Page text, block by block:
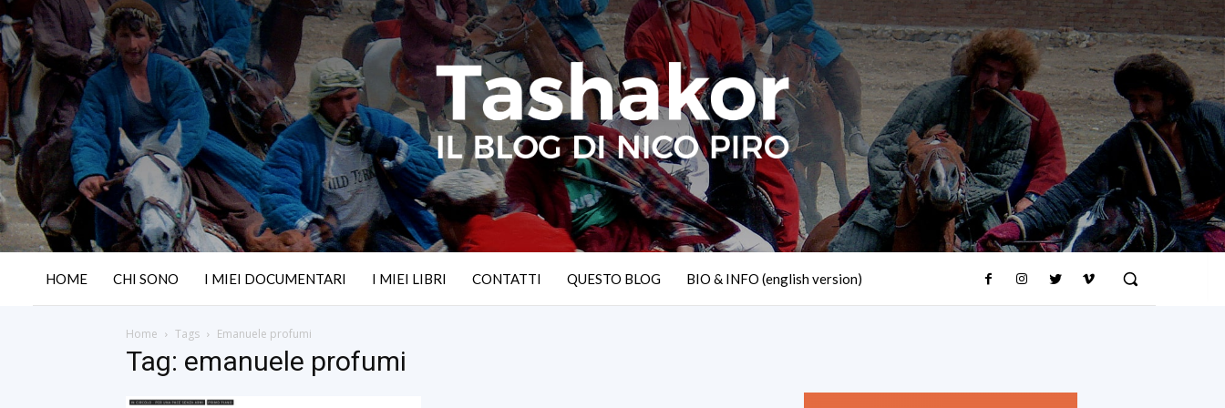
HOME CHI SONO I MIEI DOCUMENTARI I MIEI LIBRI CONTATTI QUESTO BLOG BIO & INFO (english version)
Home Tags Emanuele profumi
Tag: emanuele profumi